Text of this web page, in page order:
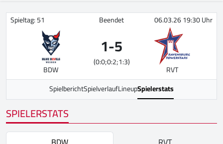
Spieltag: 51 Beendet 06.03.26 19:30 Uhr
BDW
1-5
(0:0;0:2;1:3)
RVT
SpielberichtSpielverlaufLineupSpielerstats
SPIELERSTATS